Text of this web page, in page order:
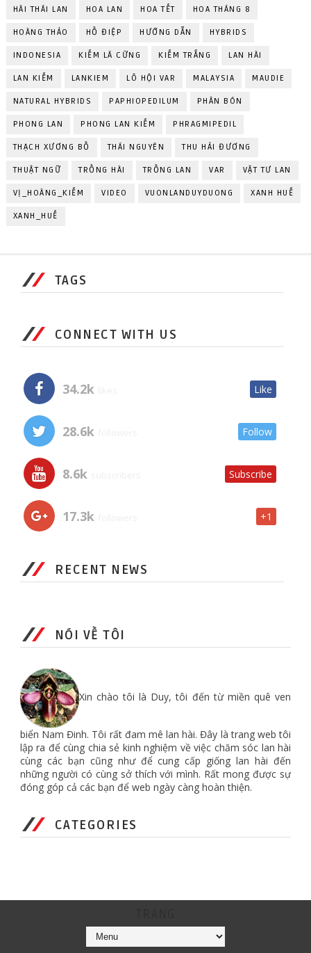
HÀI THÁI LAN HOA LAN HOA TẾT HOA THÁNG 8
HOÀNG THẢO HỒ ĐIỆP HƯỚNG DẪN HYBRIDS
INDONESIA KIẾM LÁ CỨNG KIẾM TRẮNG LAN HÀI
LAN KIẾM LANKIEM LÔ HỘI VAR MALAYSIA MAUDIE
NATURAL HYBRIDS PAPHIOPEDILUM PHÂN BÓN
PHONG LAN PHONG LAN KIẾM PHRAGMIPEDIL
THẠCH XƯƠNG BỒ THÁI NGUYÊN THU HẢI ĐƯƠNG
THUẬT NGỮ TRỒNG HÀI TRỒNG LAN VAR VẬT TƯ LAN
VỊ_HOÀNG_KIẾM VIDEO VUONLANDUYDUONG XANH HUẾ
XANH_HUẾ
TAGS
CONNECT WITH US
34.2k Like
28.6k Follow
8.6k Subscribe
17.3k +1
RECENT NEWS
NÓI VỀ TÔI
Xin chào tôi là Duy, tôi đến từ miền quê ven
biển Nam Đinh. Tôi rất đam mê lan hài. Đây là trang web tôi
lập ra để cùng chia sẻ kinh nghiệm về việc chăm sóc lan hài
cùng các bạn cũng như để cung cấp giống lan hài đến
những người có cùng sở thích với mình. Rất mong được sự
đóng góp cả các bạn để web ngày càng hoàn thiện.
CATEGORIES